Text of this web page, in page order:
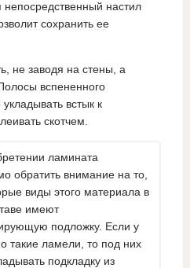
непосредственный настил
сохранить ее
не заводя на стены, а
вспененного
встык к
скотчем.
ламината
обратить внимание на то,
виды этого материала в
имеют
подложку. Если у
такие ламели, то под них
подкладку из